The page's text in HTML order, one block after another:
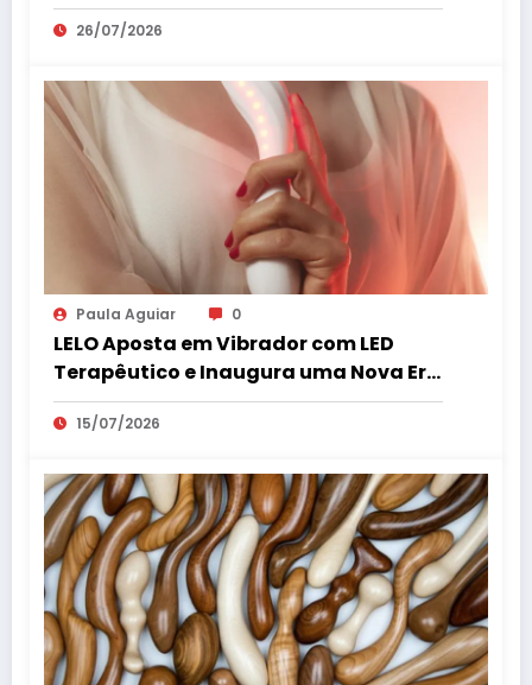
26/07/2026
Paula Aguiar 0
LELO Aposta em Vibrador com LED
Terapêutico e Inaugura uma Nova Era
do Bem-Estar Íntimo
15/07/2026